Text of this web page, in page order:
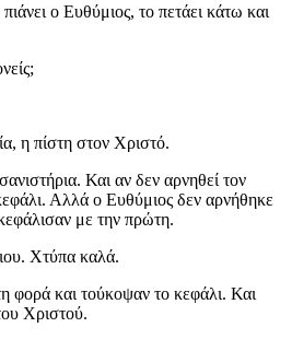
ο Ευθύμιος, το πετάει κάτω και
η πίστη στον Χριστό.
Και αν δεν αρνηθεί τον
Αλλά ο Ευθύμιος δεν αρνήθηκε
με την πρώτη.
Χτύπα καλά.
φορά και τούκοψαν το κεφάλι. Και
Χριστού.